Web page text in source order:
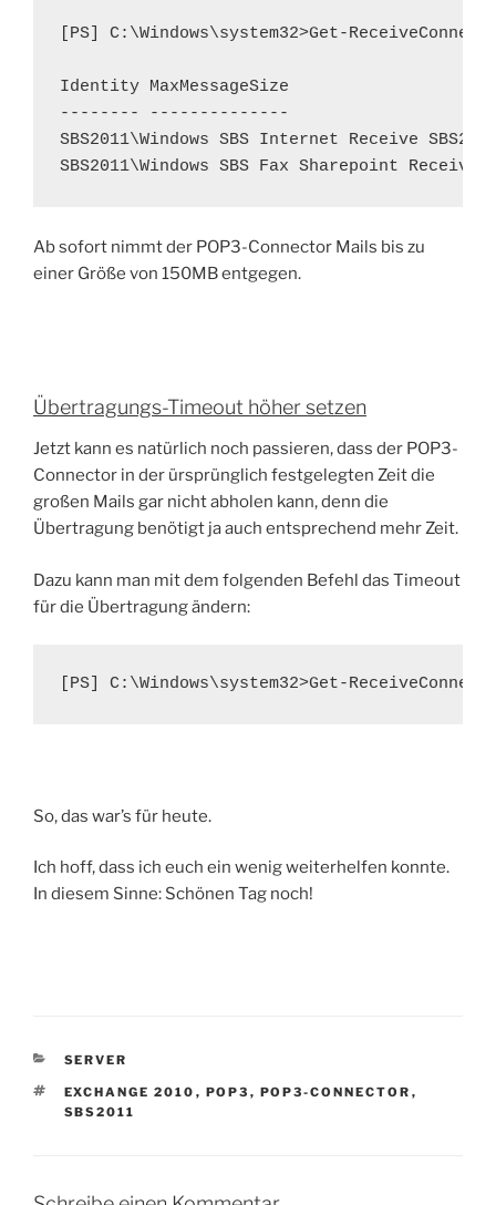
[PS] C:\Windows\system32>Get-
Identity MaxMessageSize
-------- --------------
SBS2011\Windows SBS Internet Receive
SBS2011\Windows SBS Fax Sharepoint Receive
Ab sofort nimmt der POP3-Connector Mails bis zu
einer Größe von 150MB entgegen.
Übertragungs-Timeout höher setzen
Jetzt kann es natürlich noch passieren, dass der POP3-
Connector in der ürsprünglich festgelegten Zeit die
großen Mails gar nicht abholen kann, denn die
Übertragung benötigt ja auch entsprechend mehr Zeit.
Dazu kann man mit dem folgenden Befehl das Timeout
für die Übertragung ändern:
[PS] C:\Windows\system32>Get-
So, das war’s für heute.
Ich hoff, dass ich euch ein wenig weiterhelfen konnte.
In diesem Sinne: Schönen Tag noch!
KATEGORIEN
SERVER
SCHLAGWÖRTER
EXCHANGE 2010 , POP3 , POP3-CONNECTOR ,
SBS2011